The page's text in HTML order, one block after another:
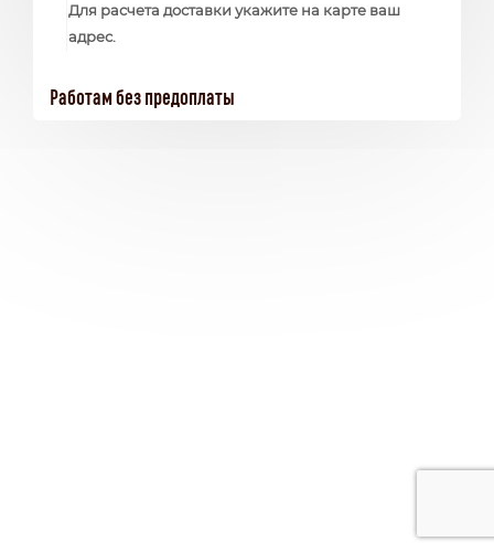
Работам без предоплаты
Для расчета доставки укажите на карте ваш
адрес.